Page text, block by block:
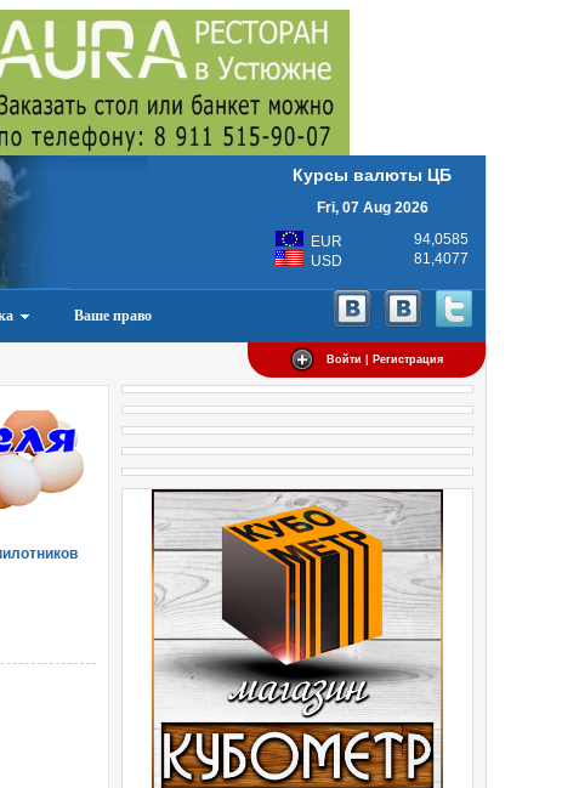
Курсы валюты ЦБ
Fri, 07 Aug 2026
EUR
94,0585
USD
81,4077
Ваше право
Войти | Регистрация